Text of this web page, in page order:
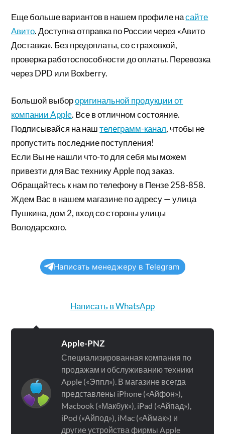
Еще больше вариантов в нашем профиле насайте
Авито. Доступна отправка по России через «Авито
Доставка». Без предоплаты, со страховкой,
проверка работоспособности до оплаты. Перевозка
через DPD или Boxberry.
Большой выбороригинальной продукции от
компании Apple. Все в отличном состояние.
Подписывайся на наштелеграмм-канал, чтобы не
пропустить последние поступления!
Если Вы не нашли что-то для себя мы можем
привезти для Вас технику Apple под заказ.
Обращайтесь к нам по телефону в Пензе 258-858.
Ждем Вас в нашем магазине по адресу — улица
Пушкина, дом 2, вход со стороны улицы
Володарского.
Написать менеджеру в Telegram
Написать в WhatsApp
Apple-PNZ
Специализированная компания по
продажам и обслуживанию техники
Apple («Эппл»). В магазине всегда
представлены iPhone («Айфон»),
Macbook («Макбук»), iPad («Айпад»),
iPod («Айпод»), iMac («Аймак») и
другие устройства фирмы Apple